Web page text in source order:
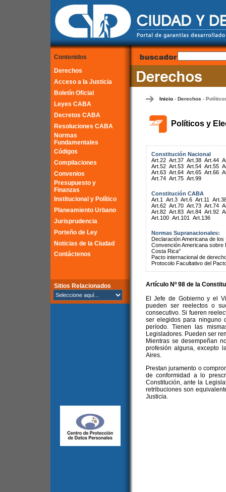
Contenidos
Derechos
Acceso a la Justicia
Boletín Oficial
Leyes CABA
Decretos CABA
Resoluciones CABA
Normas
Fundamentales
Códigos
Compilaciones
Convenios
Presupuesto y
Finanzas
Institucional y Político
Planeamiento Urbano
Jurisprudencia
Porteño de Ley
Noticias de la Ciudad
Contáctenos
Sitios Relacionados
Inicio- Derechos -
Políticos y
Constitución Nacional
Art.22 Art.37 Art.38 Art.44
Art.52 Art.53 Art.54 Art.55
Art.63 Art.64 Art.65 Art.66
Art.74 Art.75 Art.99
Constitución CABA
Art.1
Art.3 Art.6 Art.11
Art.62 Art.70 Art.73 Art.74
Art.82 Art.83 Art.84 Art.92
Art.100 Art.101 Art.136
Normas Supranacionales:
Declaración Americana de
Convención Americana
Costa Rica"
Pacto internacional de
Protocolo Facultativo del
Artículo Nº 98 de la
El Jefe de Gobierno y el
pueden ser reelectos o
consecutivo. Si fueren
ser elegidos para ninguno
período. Tienen las
Legisladores. Pueden ser
Mientras se desempeñan
profesión alguna, excepto
Aires.
Prestan juramento o
de conformidad a lo
Constitución, ante la
retribuciones son
Justicia.